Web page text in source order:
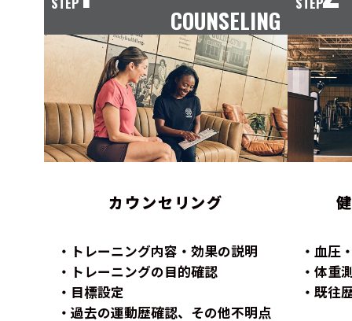
COUNSELING
カウンセリング
トレーニング内容・効果の説明
トレーニングの目的確認
目標設定
過去の運動歴確認、その他不明点
血圧
体重
既往